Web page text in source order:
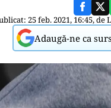
25 feb. 2021, 16:45, de
Adaugă-ne ca